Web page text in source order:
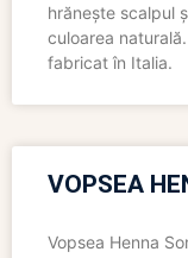
hrănește scalpul
culoarea
fabricat în Italia.
VOPSEA
Vopsea Henna